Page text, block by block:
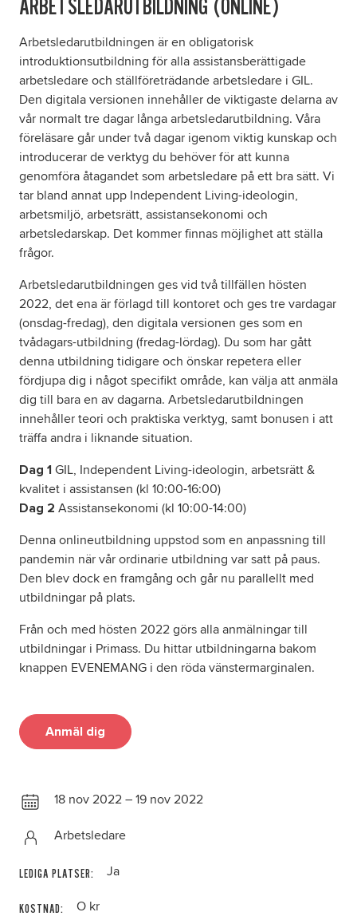
Om oss
Nyheter
FAQ
ARBETSLEDARUTBILDNING (ONLINE)
Arbetsledarutbildningen är en obligatorisk
introduktionsutbildning för alla assistansberättigade
arbetsledare och ställföreträdande arbetsledare i GIL.
Den digitala versionen innehåller de viktigaste delarna av
vår normalt tre dagar långa arbetsledarutbildning. Våra
föreläsare går under två dagar igenom viktig kunskap och
introducerar de verktyg du behöver för att kunna
genomföra åtagandet som arbetsledare på ett bra sätt. Vi
tar bland annat upp Independent Living-ideologin,
arbetsmiljö, arbetsrätt, assistansekonomi och
arbetsledarskap. Det kommer finnas möjlighet att ställa
frågor.
Arbetsledarutbildningen ges vid två tillfällen hösten
2022, det ena är förlagd till kontoret och ges tre vardagar
(onsdag-fredag), den digitala versionen ges som en
tvådagars-utbildning (fredag-lördag). Du som har gått
denna utbildning tidigare och önskar repetera eller
fördjupa dig i något specifikt område, kan välja att anmäla
dig till bara en av dagarna. Arbetsledarutbildningen
innehåller teori och praktiska verktyg, samt bonusen i att
träffa andra i liknande situation.
Dag 1 GIL, Independent Living-ideologin, arbetsrätt &
kvalitet i assistansen (kl 10:00-16:00)
Dag 2 Assistansekonomi (kl 10:00-14:00)
Denna onlineutbildning uppstod som en anpassning till
pandemin när vår ordinarie utbildning var satt på paus.
Den blev dock en framgång och går nu parallellt med
utbildningar på plats.
Från och med hösten 2022 görs alla anmälningar till
utbildningar i Primass. Du hittar utbildningarna bakom
knappen EVENEMANG i den röda vänstermarginalen.
Anmäl dig
18 nov 2022 – 19 nov 2022
Arbetsledare
LEDIGA PLATSER: Ja
KOSTNAD: O kr